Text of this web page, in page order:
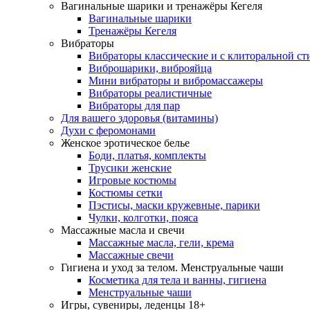
Вагинальные шарики и тренажёры Кегеля
Вагинальные шарики
Тренажёры Кегеля
Вибраторы
Вибраторы классические и с клиторальной
Виброшарики, виброяйца
Мини вибраторы и вибромассажеры
Вибраторы реалистичные
Вибраторы для пар
Для вашего здоровья (витамины)
Духи с феромонами
Женское эротическое белье
Боди, платья, комплекты
Трусики женские
Игровые костюмы
Костюмы сетки
Пэстисы, маски кружевные, парики
Чулки, колготки, пояса
Массажные масла и свечи
Массажные масла, гели, крема
Массажные свечи
Гигиена и уход за телом. Менструальные чаши
Косметика для тела и ванны, гигиена
Менструальные чаши
Игры, сувениры, леденцы 18+